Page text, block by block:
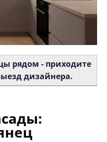
рядом - приходите
дизайнера.